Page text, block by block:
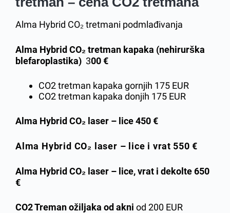
Alma Hybrid CO₂ tretmani podmlađivanja
Alma Hybrid CO₂ tretman kapaka (nehirurška
blefaroplastika) 300 €
CO2 tretman kapaka gornjih 175 EUR
CO2 tretman kapaka donjih 175 EUR
Alma Hybrid CO₂ laser – lice450 €
Alma Hybrid CO₂ laser – lice i vrat 550 €
Alma Hybrid CO₂ laser – lice, vrat i dekolte 650
€
CO2 Treman ožiljaka od akni od 200 EUR